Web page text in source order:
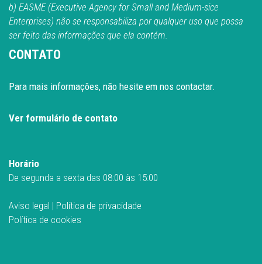
b) EASME (Executive Agency for Small and Medium-sice
Enterprises) não se responsabiliza por qualquer uso que possa
ser feito das informações que ela contém.
CONTATO
Para mais informações, não hesite em nos contactar.
Ver formulário de contato
Horário
De segunda a sexta das 08:00 às 15:00
Aviso legal | Política de privacidade
Política de cookies